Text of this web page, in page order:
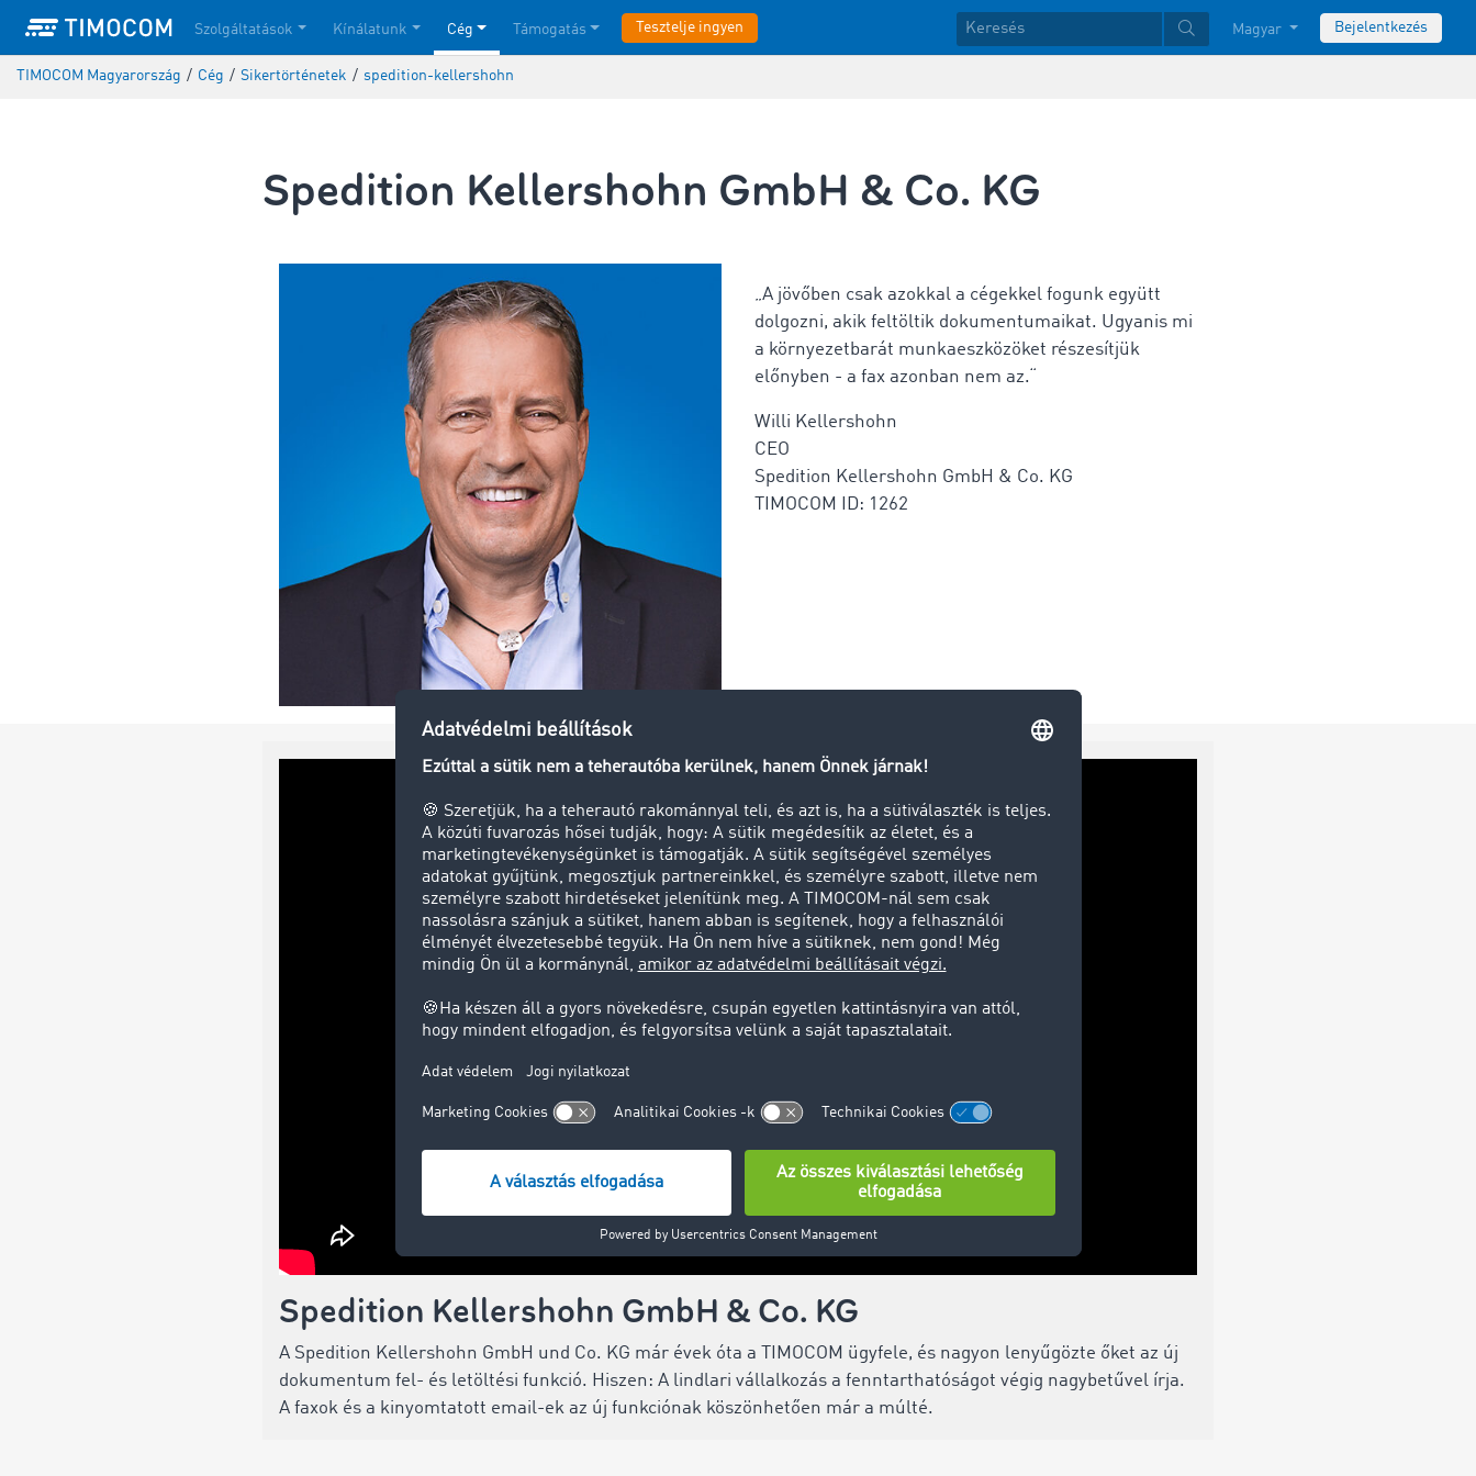
Szolgáltatások Kínálatunk Cég Támogatás Tesztelje ingyen Magyar Bejelentkezés
TIMOCOM Magyarország / Cég / Sikertörténetek / spedition-kellershohn
Spedition Kellershohn GmbH & Co. KG
„A jövőben csak azokkal a cégekkel fogunk együtt
dolgozni, akik feltöltik dokumentumaikat. Ugyanis mi
a környezetbarát munkaeszközöket részesítjük
előnyben - a fax azonban nem az.“
Willi Kellershohn
CEO
Spedition Kellershohn GmbH & Co. KG
TIMOCOM ID: 1262
Spedition Kellershohn GmbH & Co. KG
A Spedition Kellershohn GmbH und Co. KG már évek óta a TIMOCOM ügyfele, és nagyon lenyűgözte őket az új
dokumentum fel- és letöltési funkció. Hiszen: A lindlari vállalkozás a fenntarthatóságot végig nagybetűvel írja.
A faxok és a kinyomtatott email-ek az új funkciónak köszönhetően már a múlté.